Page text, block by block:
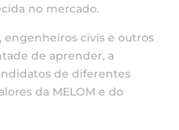
no mercado.
engenheiros civis e outros
de aprender, a
de diferentes
da MELOM e do